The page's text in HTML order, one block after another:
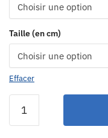
Taille (en cm)
Effacer